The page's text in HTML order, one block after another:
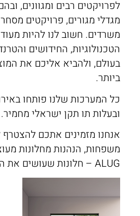
לפרויקטים רבים ומגוונים,
מגדלי מגורים, פרויקטים
משרדים. חשוב לנו להיות
הטכנולוגיות, החידושים
בעולם, ולהביא אליכם את
ביותר.
כל המערכות שלנו פותחו
ובעלות תו תקן ישראלי מחמיר.
אנחנו מזמינים אתכם
משפחות, הנהנות מחלונות
ALUG – חלונות שעושים את העיצוב.